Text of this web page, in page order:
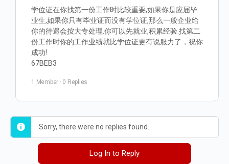
学位证在你找第一份工作时比较重要,如果你是应届毕
业生,如果你只有毕业证而没有学位证,那么一般企业给
你的待遇会按大专处理.你可以先就业,积累经验.找第二
份工作时你的工作业绩就比学位证更有说服力了，祝你
成功!
67BEB3
1 Member · 0 Replies
Sorry, there were no replies found.
Log In to Reply